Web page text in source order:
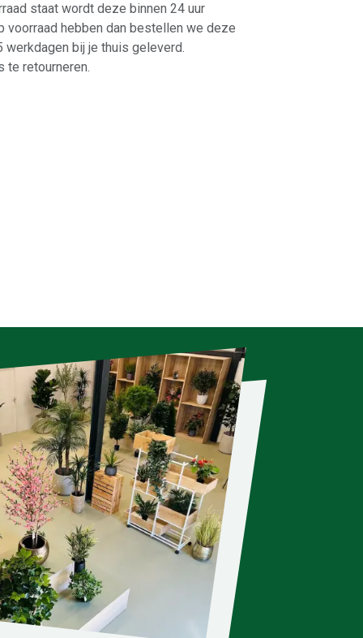
staat wordt deze binnen 24 uur
voorraad hebben dan bestellen we deze
werkdagen bij je thuis geleverd.
te retourneren.